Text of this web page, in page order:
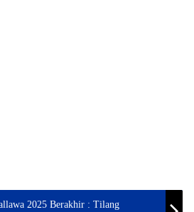
2025 Berakhir : Tilang